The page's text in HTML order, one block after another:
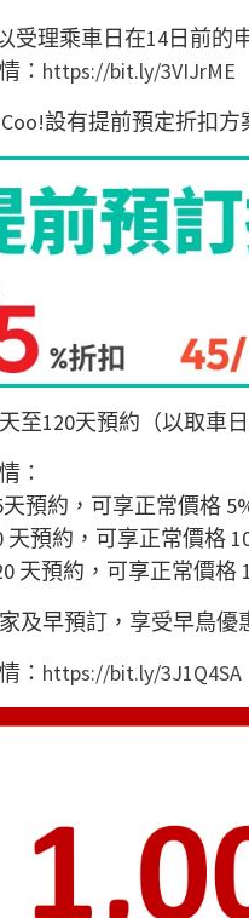
受理乘車日在14日前的
： https://bit.ly/3VIJrME
設有提前預定折扣方
天至120天預約（以取車
：
天預約，可享正常價格
天預約，可享正常價格
天預約，可享正常價格
及早預訂，享受早鳥優
： https://bit.ly/3J1Q4SA